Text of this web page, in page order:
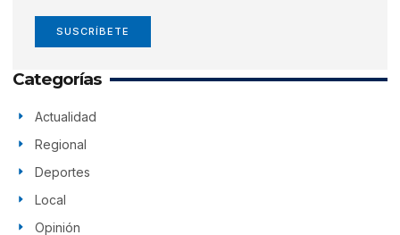
SUSCRÍBETE
Categorías
Actualidad
Regional
Deportes
Local
Opinión